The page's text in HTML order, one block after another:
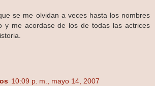
se me olvidan a veces hasta los nombres
y me acordase de los de todas las actrices
10:09 p. m., mayo 14, 2007